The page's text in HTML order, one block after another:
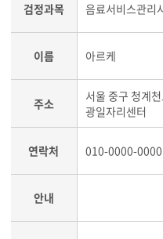
검정과목 음료서비스관리
이름 아르케
주소
서울 중구 청계
광일자리센터
연락처 010-0000-0000
안내